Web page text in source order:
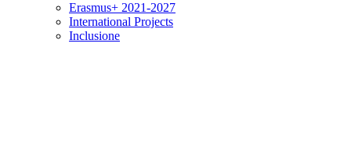
Erasmus+ 2021-2027
International Projects
Inclusione